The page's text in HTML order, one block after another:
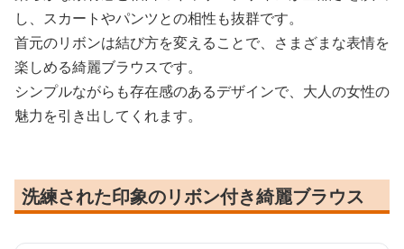
し、スカートやパンツとの相性も抜群です。
首元のリボンは結び方を変えることで、さまざまな表情を
楽しめる綺麗ブラウスです。
シンプルながらも存在感のあるデザインで、大人の女性の
魅力を引き出してくれます。
洗練された印象のリボン付き綺麗ブラウス